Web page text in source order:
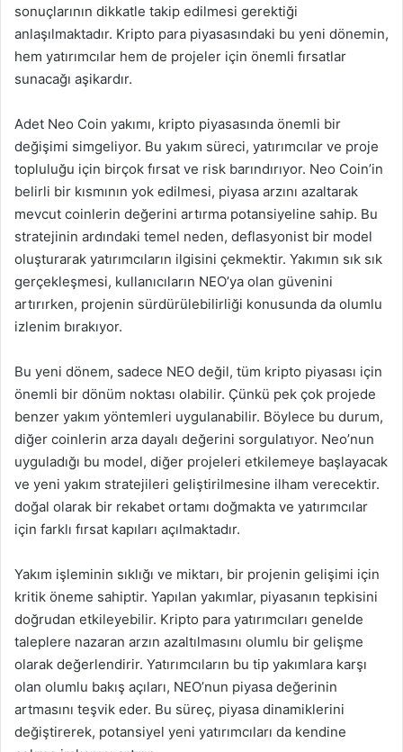
sonuçlarının dikkatle takip edilmesi gerektiği
anlaşılmaktadır. Kripto para piyasasındaki bu yeni dönemin,
hem yatırımcılar hem de projeler için önemli fırsatlar
sunacağı aşikardır.
Adet Neo Coin yakımı, kripto piyasasında önemli bir
değişimi simgeliyor. Bu yakım süreci, yatırımcılar ve proje
topluluğu için birçok fırsat ve risk barındırıyor. Neo Coin’in
belirli bir kısmının yok edilmesi, piyasa arzını azaltarak
mevcut coinlerin değerini artırma potansiyeline sahip. Bu
stratejinin ardındaki temel neden, deflasyonist bir model
oluşturarak yatırımcıların ilgisini çekmektir. Yakımın sık sık
gerçekleşmesi, kullanıcıların NEO’ya olan güvenini
artırırken, projenin sürdürülebilirliği konusunda da olumlu
izlenim bırakıyor.
Bu yeni dönem, sadece NEO değil, tüm kripto piyasası için
önemli bir dönüm noktası olabilir. Çünkü pek çok projede
benzer yakım yöntemleri uygulanabilir. Böylece bu durum,
diğer coinlerin arza dayalı değerini sorgulatıyor. Neo’nun
uyguladığı bu model, diğer projeleri etkilemeye başlayacak
ve yeni yakım stratejileri geliştirilmesine ilham verecektir.
doğal olarak bir rekabet ortamı doğmakta ve yatırımcılar
için farklı fırsat kapıları açılmaktadır.
Yakım işleminin sıklığı ve miktarı, bir projenin gelişimi için
kritik öneme sahiptir. Yapılan yakımlar, piyasanın tepkisini
doğrudan etkileyebilir. Kripto para yatırımcıları genelde
taleplere nazaran arzın azaltılmasını olumlu bir gelişme
olarak değerlendirir. Yatırımcıların bu tip yakımlara karşı
olan olumlu bakış açıları, NEO’nun piyasa değerinin
artmasını teşvik eder. Bu süreç, piyasa dinamiklerini
değiştirerek, potansiyel yeni yatırımcıları da kendine